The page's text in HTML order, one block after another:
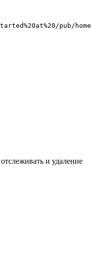
raleigh/yarosh/wp-
и удаление